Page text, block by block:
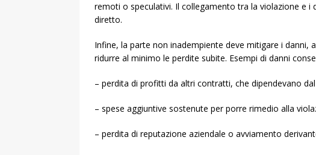
remoti o speculativi. Il collegamento tra la violazione e i
diretto.
Infine, la parte non inadempiente deve mitigare i
ridurre al minimo le perdite subite. Esempi di danni
– perdita di profitti da altri contratti, che dipendevano
– spese aggiuntive sostenute per porre rimedio alla
– perdita di reputazione aziendale o avviamento